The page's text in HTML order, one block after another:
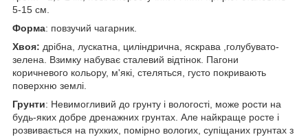
5-15 см.
Форма: повзучий чагарник.
Хвоя: дрібна, лускатна, циліндрична, яскрава ,голубувато-
зелена. Взимку набуває сталевий відтінок. Пагони
коричневого кольору, м'які, стеляться, густо покривають
поверхню землі.
Грунти: Невимогливий до грунту і вологості, може рости на
будь-яких добре дренажних грунтах. Але найкраще росте і
розвивається на пухких, помірно вологих, супіщаних грунтах з